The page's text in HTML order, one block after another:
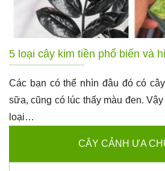
5 loại cây kim tiền phổ biến và
Các bạn có thể nhìn đâu đó có
sữa, cũng có lúc thấy màu đen.
loại…
CÂY CẢNH ƯA